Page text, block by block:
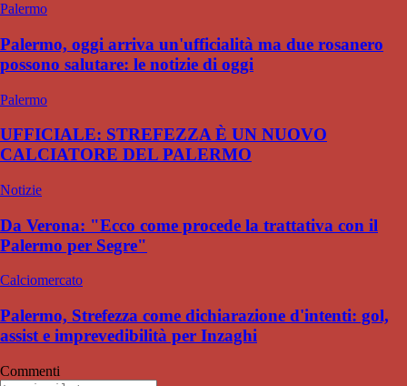
Palermo
Palermo, oggi arriva un'ufficialità ma due rosanero
possono salutare: le notizie di oggi
Palermo
UFFICIALE: STREFEZZA È UN NUOVO
CALCIATORE DEL PALERMO
Notizie
Da Verona: "Ecco come procede la trattativa con il
Palermo per Segre"
Calciomercato
Palermo, Strefezza come dichiarazione d'intenti: gol,
assist e imprevedibilità per Inzaghi
Commenti